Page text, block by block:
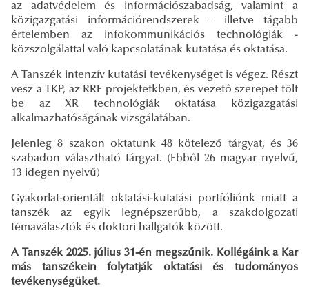
az adatvédelem és információszabadság, valamint a
közigazgatási információrendszerek – illetve tágabb
értelemben az infokommunikációs technológiák -
közszolgálattal való kapcsolatának kutatása és oktatása.
A Tanszék intenzív kutatási tevékenységet is végez. Részt
vesz a TKP, az RRF projektetkben, és vezető szerepet tölt
be az XR technológiák oktatása közigazgatási
alkalmazhatóságának vizsgálatában.
Jelenleg 8 szakon oktatunk 48 kötelező tárgyat, és 36
szabadon választható tárgyat. (Ebből 26 magyar nyelvű,
13 idegen nyelvű)
Gyakorlat-orientált oktatási-kutatási portfóliónk miatt a
tanszék az egyik legnépszerűbb, a szakdolgozati
témaválasztók és doktori hallgatók között.
A Tanszék 2025. július 31-én megszűnik. Kollégáink a Kar
más tanszékein folytatják oktatási és tudományos
tevékenységüket.